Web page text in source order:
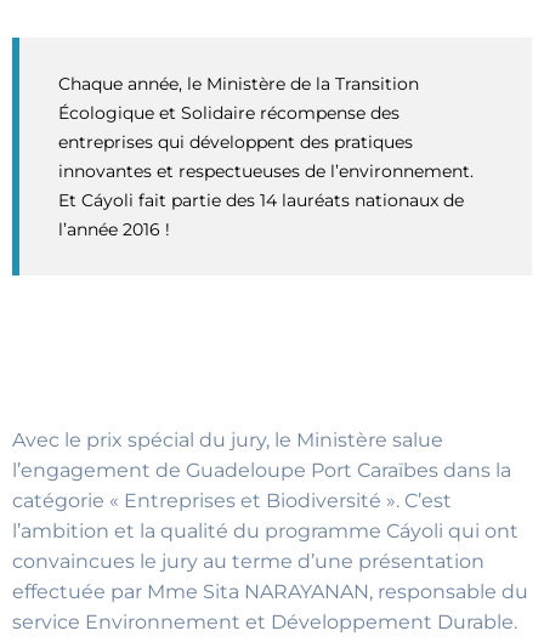
Chaque année, le Ministère de la Transition
Écologique et Solidaire récompense des
entreprises qui développent des pratiques
innovantes et respectueuses de l’environnement.
Et Cáyoli fait partie des 14 lauréats nationaux de
l’année 2016 !
Avec le prix spécial du jury, le Ministère salue
l’engagement de Guadeloupe Port Caraïbes dans la
catégorie « Entreprises et Biodiversité ». C’est
l’ambition et la qualité du programme Cáyoli qui ont
convaincues le jury au terme d’une présentation
effectuée par Mme Sita NARAYANAN, responsable du
service Environnement et Développement Durable.